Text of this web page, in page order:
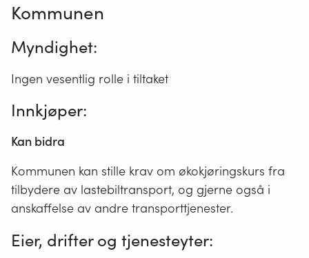
Kommunen
Myndighet:
Ingen vesentlig rolle i tiltaket
Innkjøper:
Kan bidra
Kommunen kan stille krav om økokjøringskurs fra
tilbydere av lastebiltransport, og gjerne også i
anskaffelse av andre transporttjenester.
Eier, drifter og tjenesteyter: